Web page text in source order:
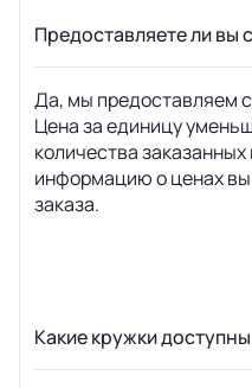
Предоставляете ли вы
Да, мы предоставляем
Цена за единицу
количества
информацию о ценах
заказа.
Какие кружки